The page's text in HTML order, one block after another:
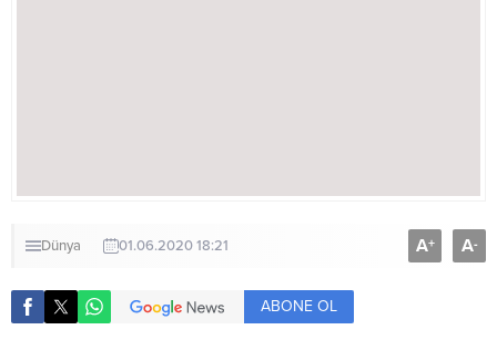
Dünya 01.06.2020 18:21 A+ A-
ABONE OL